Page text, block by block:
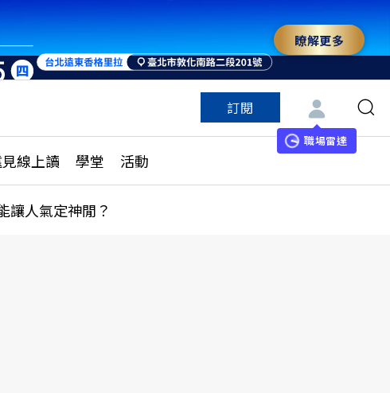
瞭解更多
訂閱
職場雷達
線上讀 學堂 活動
更多訂閱方案
特色頻道
讓人氣定神閒？